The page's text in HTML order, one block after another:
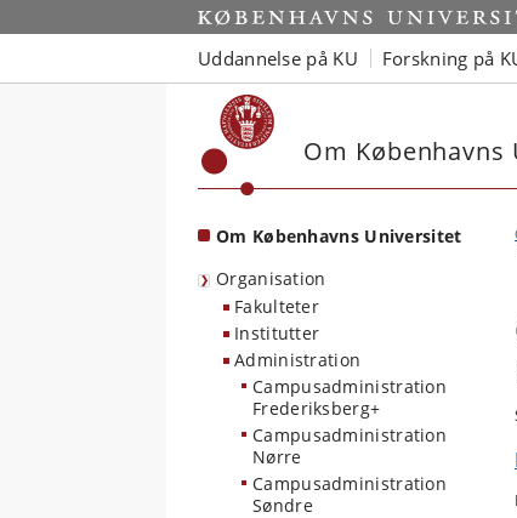
Start
Uddannelse på KU Forskning på
Om
Om Københavns Universitet
Organisation
Fakulteter
Institutter
Administration
Campusadministration
Frederiksberg+
Campusadministration
Nørre
Campusadministration
Søndre